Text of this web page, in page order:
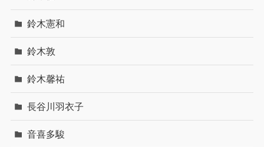
鈴木憲和
鈴木敦
鈴木馨祐
長谷川羽衣子
音喜多駿